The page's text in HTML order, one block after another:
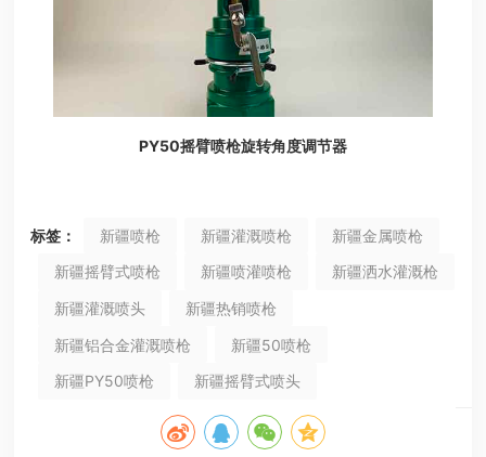
PY50摇臂喷枪旋转角度调节器
标签： 新疆喷枪 新疆灌溉喷枪
新疆金属喷枪
新疆摇臂式喷枪
新疆喷灌喷枪
新疆洒水灌溉枪
新疆灌溉喷头
新疆热销喷枪
新疆铝合金灌溉喷枪
新疆50喷枪
新疆PY50喷枪
新疆摇臂式喷头